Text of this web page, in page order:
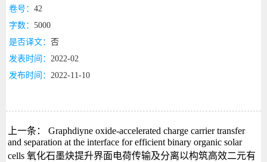
卷号： 42
字数： 5000
是否译文： 否
发表时间： 2022-02
发布时间： 2022-11-10
上一条：
Graphdiyne oxide-accelerated charge carrier transfer
and separation at the interface for efficient binary organic solar
cells 氧化石墨炔提升界面电荷传输及分离以构筑高效二元有